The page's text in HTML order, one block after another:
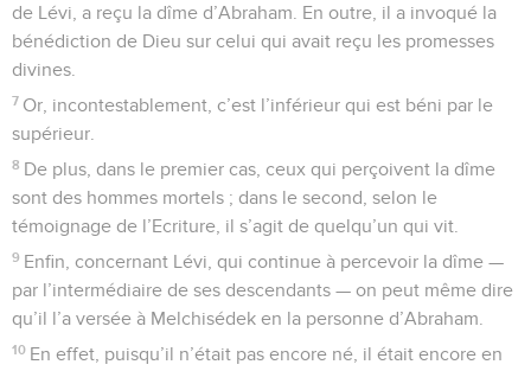
de Lévi, a reçu la dîme d’Abraham. En outre, il a invoqué la
bénédiction de Dieu sur celui qui avait reçu les promesses
divines.
7 Or, incontestablement, c’est l’inférieur qui est béni par le
supérieur.
8 De plus, dans le premier cas, ceux qui perçoivent la dîme
sont des hommes mortels ; dans le second, selon le
témoignage de l’Ecriture, il s’agit de quelqu’un qui vit.
9 Enfin, concernant Lévi, qui continue à percevoir la dîme —
par l’intermédiaire de ses descendants — on peut même dire
qu’il l’a versée à Melchisédek en la personne d’Abraham.
10 En effet, puisqu’il n’était pas encore né, il était encore en